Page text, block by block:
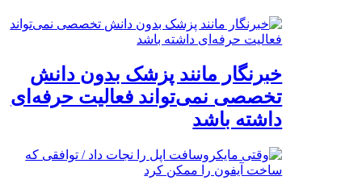
خبرنگار مانند پزشک بدون دانش
تخصصی نمی‌تواند فعالیت حرفه‌ای
داشته باشد